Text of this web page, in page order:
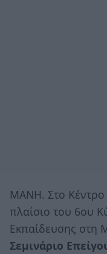
ΜΑΝΗ. Στο Κέντρο
πλαίσιο του 6ου
Εκπαίδευσης στη
Σεμινάριο